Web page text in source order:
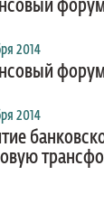
2014
2014